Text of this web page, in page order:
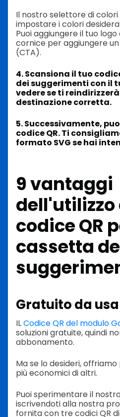
Il nostro selettore di
impostare i colori
Puoi aggiungere il tuo
cornice per aggiungere
(CTA).
4. Scansiona il tuo
dei suggerimenti con il
vedere se ti
destinazione corretta.
5. Successivamente,
codice QR. Ti
formato SVG se hai
9 vantaggi
dell'utilizzo
codice QR
cassetta
Gratuito da
ILCodice QR del modulo
soluzioni gratuite, quindi
abbonamento.
Ma se lo desideri,
più economici di altri.
Puoi sperimentare il
iscrivendoti alla nostra
fornita con tre codici QR